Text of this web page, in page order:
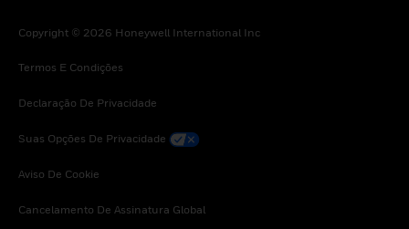
Copyright © 2026 Honeywell International Inc
Termos E Condições
Declaração De Privacidade
Suas Opções De Privacidade
Aviso De Cookie
Cancelamento De Assinatura Global